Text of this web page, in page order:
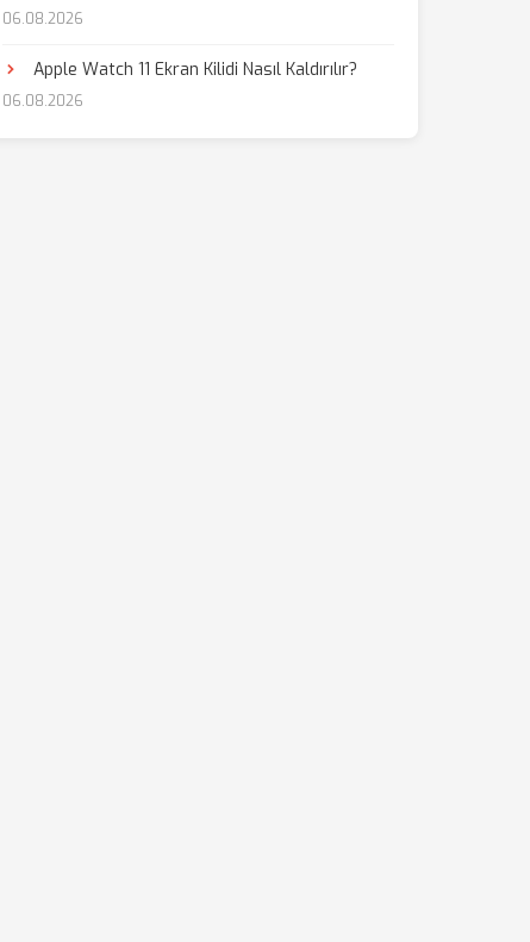
06.08.2026
Apple Watch 11 Ekran Kilidi Nasıl Kaldırılır?
06.08.2026